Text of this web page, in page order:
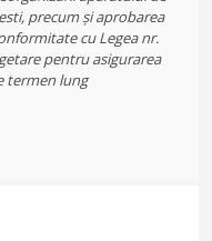
precum și aprobarea
cu Legea nr.
pentru asigurarea
termen lung